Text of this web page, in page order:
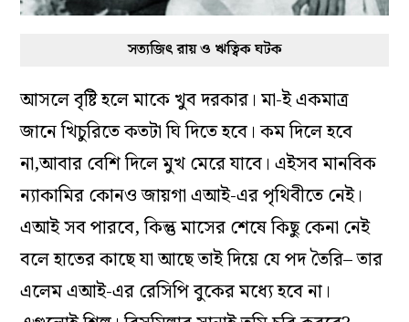
সত্যজিৎ রায় ও ঋত্বিক ঘটক
আসলে বৃষ্টি হলে মাকে খুব দরকার। মা-ই একমাত্র
জানে খিচুরিতে কতটা ঘি দিতে হবে। কম দিলে হবে
না,আবার বেশি দিলে মুখ মেরে যাবে। এইসব মানবিক
ন্যাকামির কোনও জায়গা এআই-এর পৃথিবীতে নেই।
এআই সব পারবে, কিন্তু মাসের শেষে কিছু কেনা নেই
বলে হাতের কাছে যা আছে তাই দিয়ে যে পদ তৈরি– তার
এলেম এআই-এর রেসিপি বুকের মধ্যে হবে না।